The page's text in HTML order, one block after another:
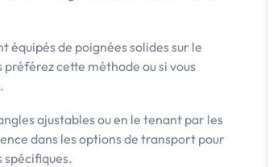
équipés de poignées solides sur le
cette méthode ou si vous
ajustables ou en le tenant par les
dans les options de transport pour
spécifiques.